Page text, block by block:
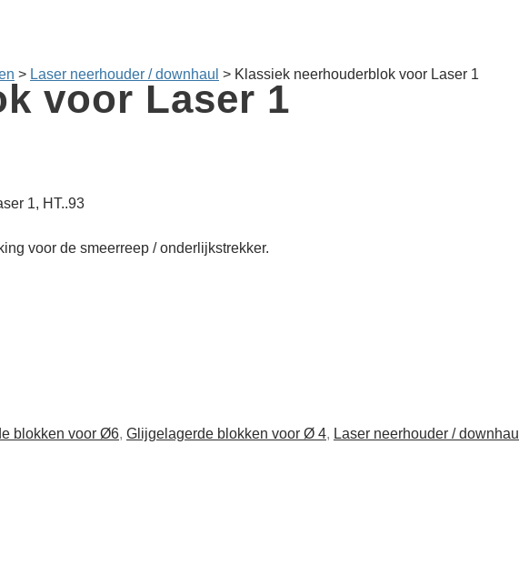
> Laser neerhouder / downhaul > Klassiek neerhouder­blok voor Laser 1
voor Laser 1
1, HT..93
voor de smeerreep / onderlijkstrekker.
blokken voor Ø6, Glijgelagerde blokken voor Ø 4, Laser neerhouder / downhaul